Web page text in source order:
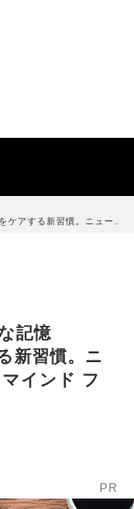
をケアする新習慣。ニュー…
記憶
新習慣。ニ
インド フ
PR